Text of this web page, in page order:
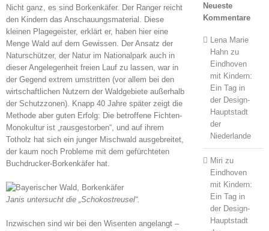
Nicht ganz, es sind Borkenkäfer. Der Ranger reicht
den Kindern das Anschauungsmaterial. Diese
kleinen Plagegeister, erklärt er, haben hier eine
Menge Wald auf dem Gewissen. Der Ansatz der
Naturschützer, der Natur im Nationalpark auch in
dieser Angelegenheit freien Lauf zu lassen, war in
der Gegend extrem umstritten (vor allem bei den
wirtschaftlichen Nutzern der Waldgebiete außerhalb
der Schutzzonen). Knapp 40 Jahre später zeigt die
Methode aber guten Erfolg: Die betroffene Fichten-
Monokultur ist „rausgestorben“, und auf ihrem
Totholz hat sich ein junger Mischwald ausgebreitet,
der kaum noch Probleme mit dem gefürchteten
Buchdrucker-Borkenkäfer hat.
Janis untersucht die „Schokostreusel“.
Inzwischen sind wir bei den Wisenten angelangt –
Neueste
Kommentare
Lena Marie
Hahnzu
Eindhoven
mit Kindern:
Ein Tag in
der Design-
Hauptstadt
der
Niederlande
Miri zu
Eindhoven
mit Kindern:
Ein Tag in
der Design-
Hauptstadt